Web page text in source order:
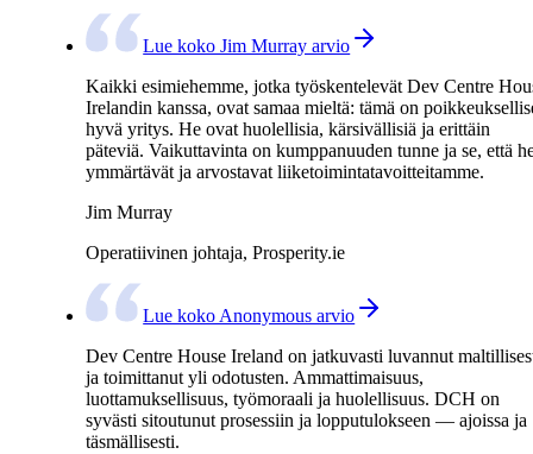
Lue koko Jim Murray arvio
Kaikki esimiehemme, jotka työskentelevät Dev Centre
Irelandin kanssa, ovat samaa mieltä: tämä on
hyvä yritys. He ovat huolellisia, kärsivällisiä ja erittäin
päteviä. Vaikuttavinta on kumppanuuden tunne ja se, että
ymmärtävät ja arvostavat liiketoimintatavoitteitamme.
Jim Murray
Operatiivinen johtaja, Prosperity.ie
Lue koko Anonymous arvio
Dev Centre House Ireland on jatkuvasti luvannut
ja toimittanut yli odotusten. Ammattimaisuus,
luottamuksellisuus, työmoraali ja huolellisuus. DCH on
syvästi sitoutunut prosessiin ja lopputulokseen — ajoissa ja
täsmällisesti.